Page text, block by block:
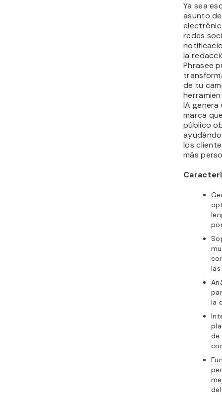
Ya sea
asunto
redes
la
Phrasee
de tu
IA genera
marca
público
los
más
la
de